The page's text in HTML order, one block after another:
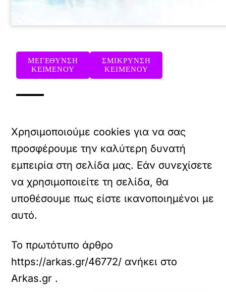
ΜΕΓΕΘΥΝΣΗ
ΚΕΙΜΕΝΟΥ
ΣΜΙΚΡΥΝΣΗ
ΚΕΙΜΕΝΟΥ
Χρησιμοποιούμε cookies για να σας
προσφέρουμε την καλύτερη δυνατή
εμπειρία στη σελίδα μας. Εάν συνεχίσετε
να χρησιμοποιείτε τη σελίδα, θα
υποθέσουμε πως είστε ικανοποιημένοι με
αυτό.
Το πρωτότυπο άρθρο
https://arkas.gr/46772/ ανήκει στο
Arkas.gr .